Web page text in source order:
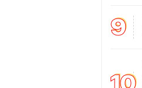
9